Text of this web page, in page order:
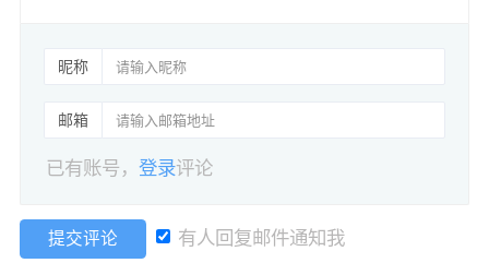
昵称
邮箱
已有账号，登录评论
提交评论 有人回复邮件通知我